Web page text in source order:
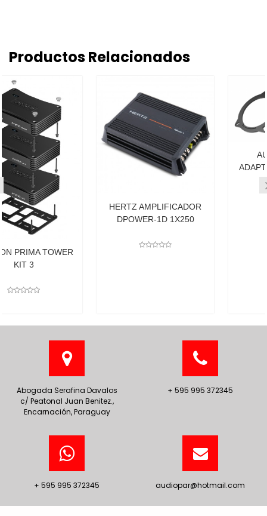
Productos Relacionados
HERTZ AMPLIFICADOR
DPOWER-1D 1X250
AUDISON BMW
ADAPTADOR PARLANTE
APBMW A4E
Abogada Serafina Davalos
c/ Peatonal Juan Benitez.,
Encarnación, Paraguay
+ 595 995 372345
+ 595 995 372345 audiopar@hotmail.com